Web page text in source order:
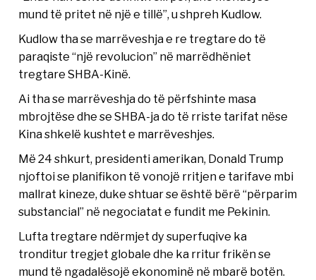
mund të pritet në një e tillë”, u shpreh Kudlow.
Kudlow tha se marrëveshja e re tregtare do të
paraqiste “një revolucion” në marrëdhëniet
tregtare SHBA-Kinë.
Ai tha se marrëveshja do të përfshinte masa
mbrojtëse dhe se SHBA-ja do të rriste tarifat nëse
Kina shkelë kushtet e marrëveshjes.
Më 24 shkurt, presidenti amerikan, Donald Trump
njoftoi se planifikon të vonojë rritjen e tarifave mbi
mallrat kineze, duke shtuar se është bërë “përparim
substancial” në negociatat e fundit me Pekinin.
Lufta tregtare ndërmjet dy superfuqive ka
tronditur tregjet globale dhe ka rritur frikën se
mund të ngadalësojë ekonominë në mbarë botën.